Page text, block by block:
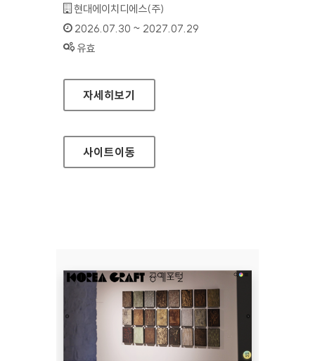
기관명 :
현대에이치디에스(주)
인증기간 :
2026.07.30 ~ 2027.07.29
상태 :
유효
현대HDS
자세히보기
사이트이동